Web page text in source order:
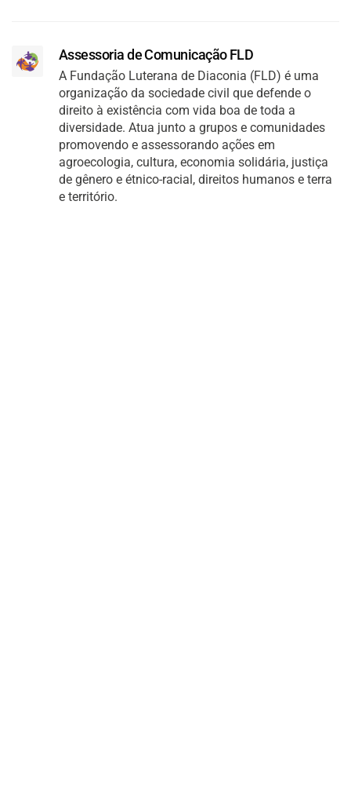
Assessoria de Comunicação FLD
A Fundação Luterana de Diaconia (FLD) é uma
organização da sociedade civil que defende o
direito à existência com vida boa de toda a
diversidade. Atua junto a grupos e comunidades
promovendo e assessorando ações em
agroecologia, cultura, economia solidária, justiça
de gênero e étnico-racial, direitos humanos e terra
e território.